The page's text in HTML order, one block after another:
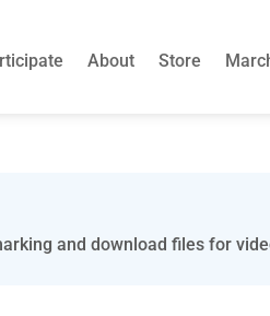
About Store
and download files for